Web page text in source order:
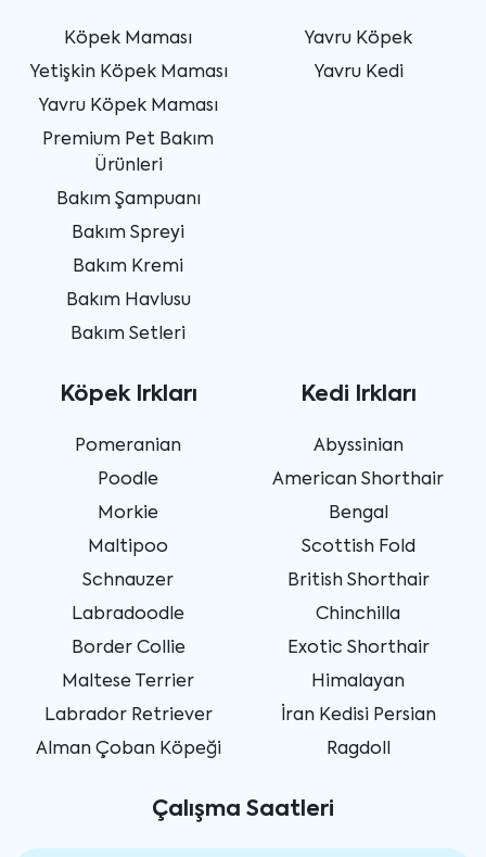
Köpek Maması
Yetişkin Köpek Maması
Yavru Köpek Maması
Premium Pet Bakım
Ürünleri
Bakım Şampuanı
Bakım Spreyi
Bakım Kremi
Bakım Havlusu
Bakım Setleri
Yavru Köpek
Yavru Kedi
Köpek Irkları
Pomeranian
Poodle
Morkie
Maltipoo
Schnauzer
Labradoodle
Border Collie
Maltese Terrier
Labrador Retriever
Alman Çoban Köpeği
Kedi Irkları
Abyssinian
American Shorthair
Bengal
Scottish Fold
British Shorthair
Chinchilla
Exotic Shorthair
Himalayan
İran Kedisi Persian
Ragdoll
Çalışma Saatleri